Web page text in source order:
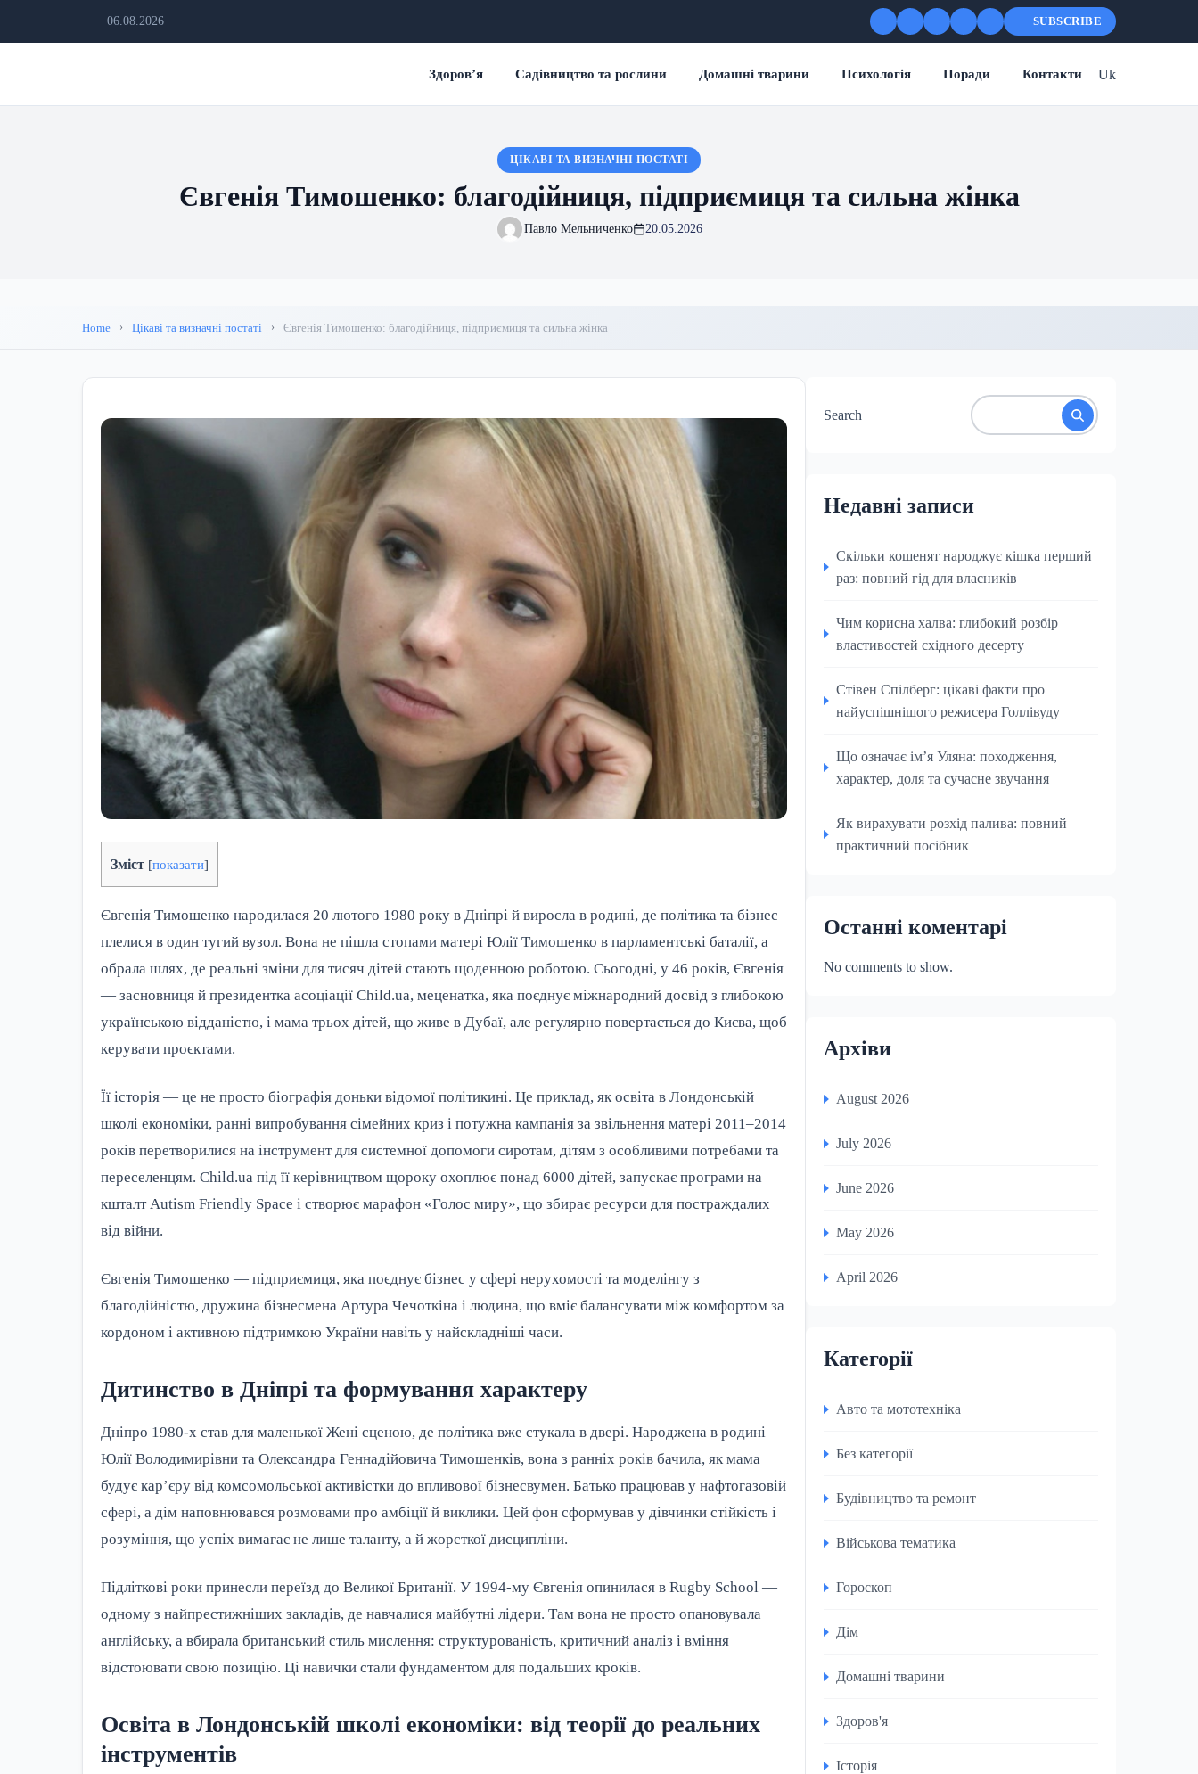
06.08.2026 SUBSCRIBE
Здоров’я Садівництво та рослини Домашні тварини Психологія Поради Контакти Uk
ЦІКАВІ ТА ВИЗНАЧНІ ПОСТАТІ
Євгенія Тимошенко: благодійниця, підприємиця та сильна жінка
Павло Мельниченко 20.05.2026
Home Цікаві та визначні постаті Євгенія Тимошенко: благодійниця, підприємиця та сильна жінка
Зміст [показати]
Євгенія Тимошенко народилася 20 лютого 1980 року в Дніпрі й виросла в родині, де політика та бізнес
плелися в один тугий вузол. Вона не пішла стопами матері Юлії Тимошенко в парламентські баталії, а
обрала шлях, де реальні зміни для тисяч дітей стають щоденною роботою. Сьогодні, у 46 років, Євгенія
— засновниця й президентка асоціації Child.ua, меценатка, яка поєднує міжнародний досвід з глибокою
українською відданістю, і мама трьох дітей, що живе в Дубаї, але регулярно повертається до Києва, щоб
керувати проєктами.
Її історія — це не просто біографія доньки відомої політикині. Це приклад, як освіта в Лондонській
школі економіки, ранні випробування сімейних криз і потужна кампанія за звільнення матері 2011–2014
років перетворилися на інструмент для системної допомоги сиротам, дітям з особливими потребами та
переселенцям. Child.ua під її керівництвом щороку охоплює понад 6000 дітей, запускає програми на
кшталт Autism Friendly Space і створює марафон «Голос миру», що збирає ресурси для постраждалих
від війни.
Євгенія Тимошенко — підприємиця, яка поєднує бізнес у сфері нерухомості та моделінгу з
благодійністю, дружина бізнесмена Артура Чечоткіна і людина, що вміє балансувати між комфортом за
кордоном і активною підтримкою України навіть у найскладніші часи.
Дитинство в Дніпрі та формування характеру
Дніпро 1980-х став для маленької Жені сценою, де політика вже стукала в двері. Народжена в родині
Юлії Володимирівни та Олександра Геннадійовича Тимошенків, вона з ранніх років бачила, як мама
будує кар’єру від комсомольської активістки до впливової бізнесвумен. Батько працював у нафтогазовій
сфері, а дім наповнювався розмовами про амбіції й виклики. Цей фон сформував у дівчинки стійкість і
розуміння, що успіх вимагає не лише таланту, а й жорсткої дисципліни.
Підліткові роки принесли переїзд до Великої Британії. У 1994-му Євгенія опинилася в Rugby School —
одному з найпрестижніших закладів, де навчалися майбутні лідери. Там вона не просто опановувала
англійську, а вбирала британський стиль мислення: структурованість, критичний аналіз і вміння
відстоювати свою позицію. Ці навички стали фундаментом для подальших кроків.
Освіта в Лондонській школі економіки: від теорії до реальних
інструментів
Search
Недавні записи
Скільки кошенят народжує кішка перший
раз: повний гід для власників
Чим корисна халва: глибокий розбір
властивостей східного десерту
Стівен Спілберг: цікаві факти про
найуспішнішого режисера Голлівуду
Що означає ім’я Уляна: походження,
характер, доля та сучасне звучання
Як вирахувати розхід палива: повний
практичний посібник
Останні коментарі
No comments to show.
Архіви
August 2026
July 2026
June 2026
May 2026
April 2026
Категорії
Авто та мототехніка
Без категорії
Будівництво та ремонт
Військова тематика
Гороскоп
Дім
Домашні тварини
Здоров'я
Історія